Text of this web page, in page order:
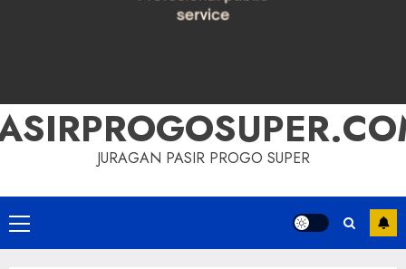
JURAGAN PASIR PROGO SUPER
Primary
Menu